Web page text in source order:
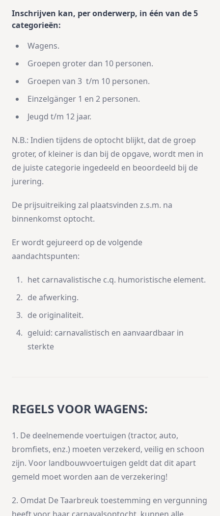
Inschrijven kan, per onderwerp, in één van de 5
categorieën:
Wagens.
Groepen groter dan 10 personen.
Groepen van 3 t/m 10 personen.
Einzelgänger 1 en 2 personen.
Jeugd t/m 12 jaar.
N.B.: Indien tijdens de optocht blijkt, dat de groep
groter, of kleiner is dan bij de opgave, wordt men in
de juiste categorie ingedeeld en beoordeeld bij de
jurering.
De prijsuitreiking zal plaatsvinden z.s.m. na
binnenkomst optocht.
Er wordt gejureerd op de volgende
aandachtspunten:
het carnavalistische c.q. humoristische element.
de afwerking.
de originaliteit.
geluid: carnavalistisch en aanvaardbaar in
sterkte
REGELS VOOR WAGENS:
1. De deelnemende voertuigen (tractor, auto,
bromfiets, enz.) moeten verzekerd, veilig en schoon
zijn. Voor landbouwvoertuigen geldt dat dit apart
gemeld moet worden aan de verzekering!
2. Omdat De Taarbreuk toestemming en vergunning